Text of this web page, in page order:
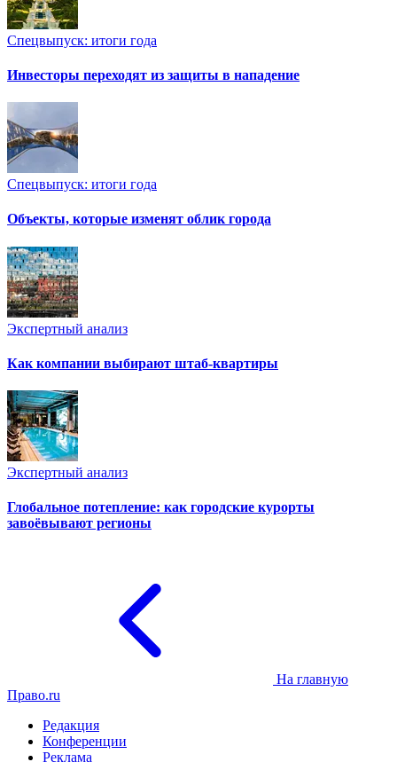
Спецвыпуск: итоги года
Инвесторы переходят из защиты в нападение
Спецвыпуск: итоги года
Объекты, которые изменят облик города
Экспертный анализ
Как компании выбирают штаб-квартиры
Экспертный анализ
Глобальное потепление: как городские курорты
завоёвывают регионы
На главную
Право.ru
Редакция
Конференции
Реклама